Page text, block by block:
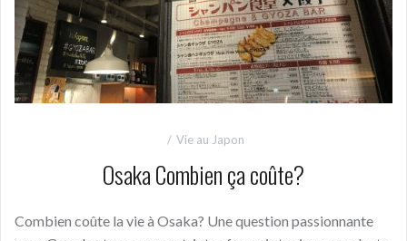
Vie au Japon
Osaka Combien ça coûte?
Combien coûte la vie à Osaka? Une question passionnante